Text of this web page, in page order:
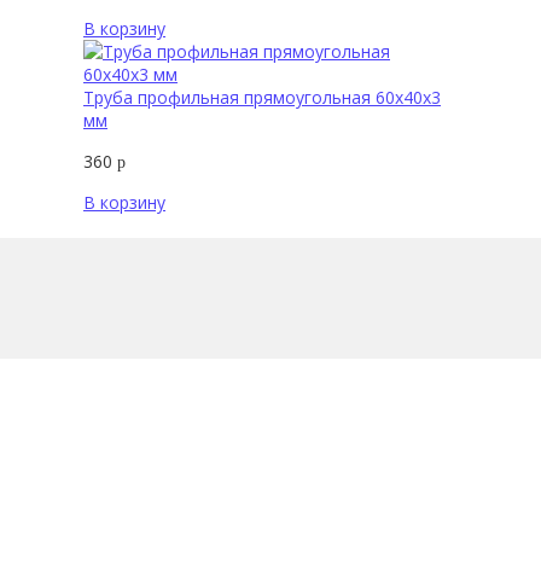
В корзину
Труба профильная прямоугольная 60х40х3
мм
360 р
В корзину